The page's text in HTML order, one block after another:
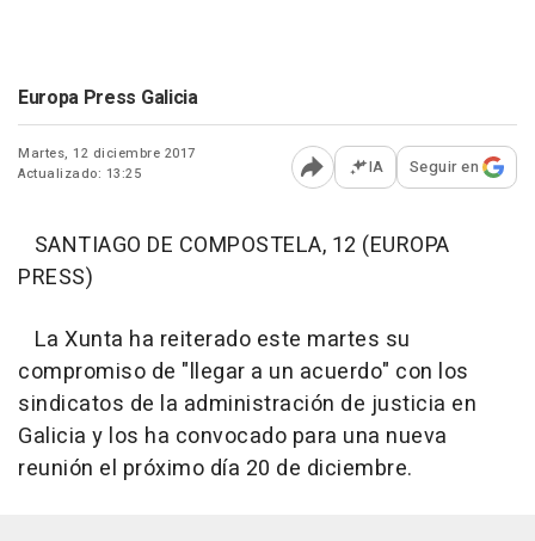
Europa Press Galicia
Martes, 12 diciembre 2017
Actualizado: 13:25
Abrir opciones para
IA Seguir en
SANTIAGO DE COMPOSTELA, 12 (EUROPA
PRESS)
La Xunta ha reiterado este martes su
compromiso de "llegar a un acuerdo" con los
sindicatos de la administración de justicia en
Galicia y los ha convocado para una nueva
reunión el próximo día 20 de diciembre.